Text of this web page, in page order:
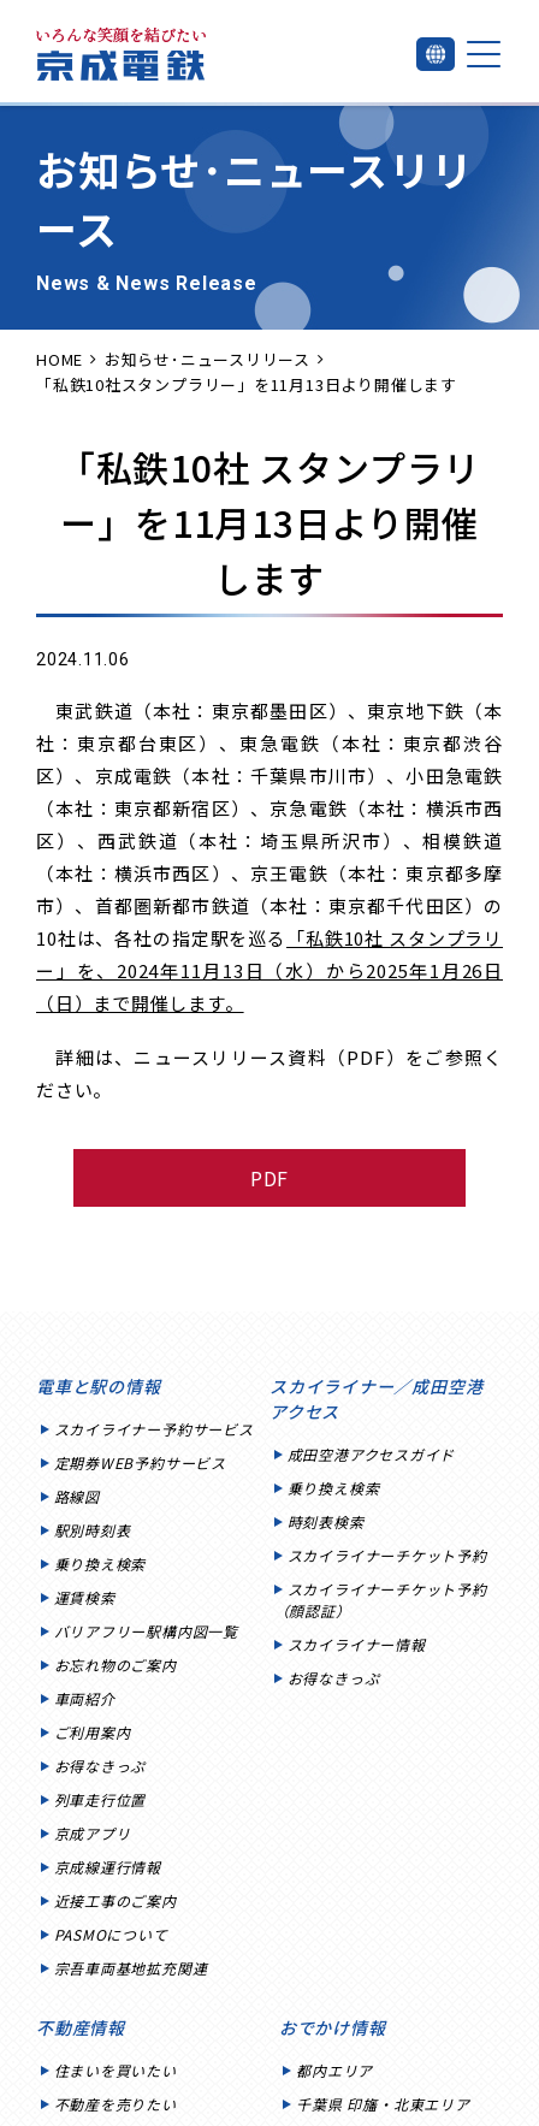
お知らせ･ニュースリリ
ース
News & News Release
HOME
お知らせ･ニュースリリース
「私鉄10社スタンプラリー」を11月13日より開催します
「私鉄10社 スタンプラリ
ー」を11月13日より開催
します
2024.11.06
東武鉄道（本社：東京都墨田区）、東京地下鉄（本
社：東京都台東区）、東急電鉄（本社：東京都渋谷
区）、京成電鉄（本社：千葉県市川市）、小田急電鉄
（本社：東京都新宿区）、京急電鉄（本社：横浜市西
区）、西武鉄道（本社：埼玉県所沢市）、相模鉄道
（本社：横浜市西区）、京王電鉄（本社：東京都多摩
市）、首都圏新都市鉄道（本社：東京都千代田区）の
10社は、各社の指定駅を巡る 「私鉄10社 スタンプラリ
ー」を、2024年11月13日（水）から2025年1月26日
（日）まで開催します。
詳細は、ニュースリリース資料（PDF）をご参照く
ださい。
PDF
電車と駅の情報
スカイライナー予約サービス
定期券WEB予約サービス
路線図
駅別時刻表
乗り換え検索
運賃検索
バリアフリー駅構内図一覧
お忘れ物のご案内
車両紹介
ご利用案内
お得なきっぷ
列車走行位置
京成アプリ
京成線運行情報
近接工事のご案内
PASMOについて
宗吾車両基地拡充関連
スカイライナー／成田空港
アクセス
成田空港アクセスガイド
乗り換え検索
時刻表検索
スカイライナーチケット予約
スカイライナーチケット予約
（顔認証）
スカイライナー情報
お得なきっぷ
不動産情報
住まいを買いたい
不動産を売りたい
おでかけ情報
都内エリア
千葉県 印旛・北東エリア